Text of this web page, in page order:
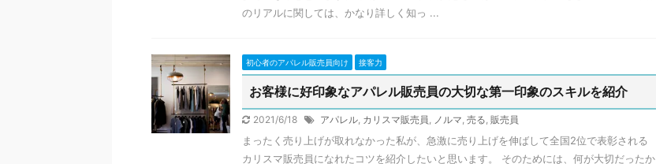
のリアルに関しては、かなり詳しく知っ ...
初心者のアパレル販売員向け 接客力
お客様に好印象なアパレル販売員の大切な第一印象のスキルを紹介
2021/6/18 アパレル カリスマ販売員 ノルマ 売る 販売員
まったく売り上げが取れなかった私が、急激に売り上げを伸ばして全国2位で表彰される
カリスマ販売員になれたコツを紹介したいと思います。 そのためには、何が大切だったか